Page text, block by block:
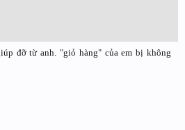
đỡ từ anh. "giỏ hàng" của em bị không